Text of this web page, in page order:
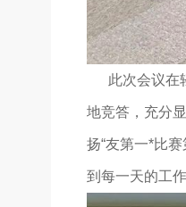
此次会议在
地竞答，充分
扬“友第一*比
到每一天的工作